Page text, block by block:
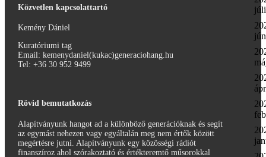
Közvetlen kapcsolattartó
Kemény Dániel
Kuratóriumi tag
Email: kemenydaniel(kukac)generaciohang.hu
Tel: ‭+36 30 952 9499‬
Rövid bemutatkozás
Alapítványunk hangot ad a különböző generációknak és segít
az egymást nehezen vagy egyáltalán meg nem értők között
megértésre jutni. Alapítványunk egy közösségi rádiót
finanszíroz ahol szórakoztató és értékteremtő műsorokkal